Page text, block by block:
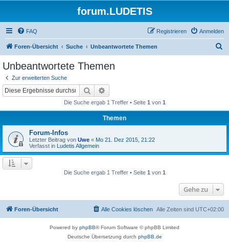
forum.LUDETIS
FAQ Anmelden
Registrieren
Foren-Übersicht Suche Unbeantwortete Themen
Unbeantwortete Themen
Zur erweiterten Suche
Suche
Die Suche ergab 1 Treffer • Seite 1 von 1
Themen
Forum-Infos
Letzter Beitrag von Uwe « Mo 21. Dez 2015, 21:22
Verfasst in Ludetis Allgemein
Die Suche ergab 1 Treffer • Seite 1 von 1
Gehe zu
Foren-Übersicht Alle Zeiten sind UTC+02:00
Alle Cookies löschen
Powered by phpBB® Forum Software © phpBB Limited
Deutsche Übersetzung durch phpBB.de